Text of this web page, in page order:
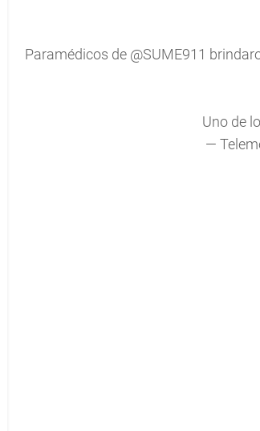
Paramédicos de @SUME911
Uno de
—